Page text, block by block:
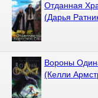
Отданная
(Дарья
Вороны
(Келли